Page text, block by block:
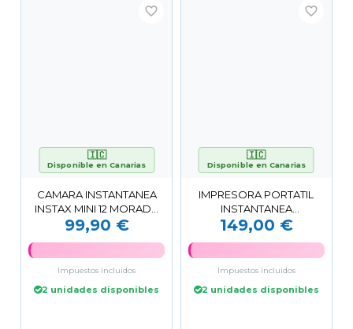
🇮🇨
Disponible en Canarias
favorite_border
CAMARA INSTANTANEA
INSTAX MINI 12 MORADA
FUJIFILM
99,90 €
Impuestos incluidos
2 unidades disponibles
🇮🇨
Disponible en Canarias
favorite_border
IMPRESORA PORTATIL
INSTANTANEA
BLUETOOTH 5.1 INSTAX
MINI LINK 3 ROSA
149,00 €
Impuestos incluidos
2 unidades disponibles